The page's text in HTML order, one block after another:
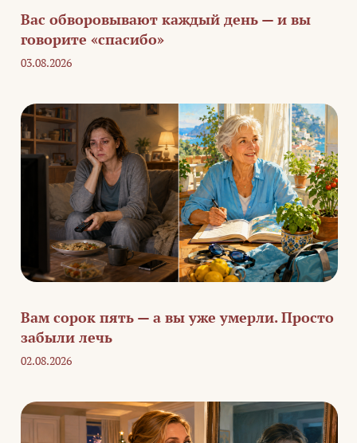
Вас обворовывают каждый день — и вы
говорите «спасибо»
03.08.2026
Вам сорок пять — а вы уже умерли. Просто
забыли лечь
02.08.2026